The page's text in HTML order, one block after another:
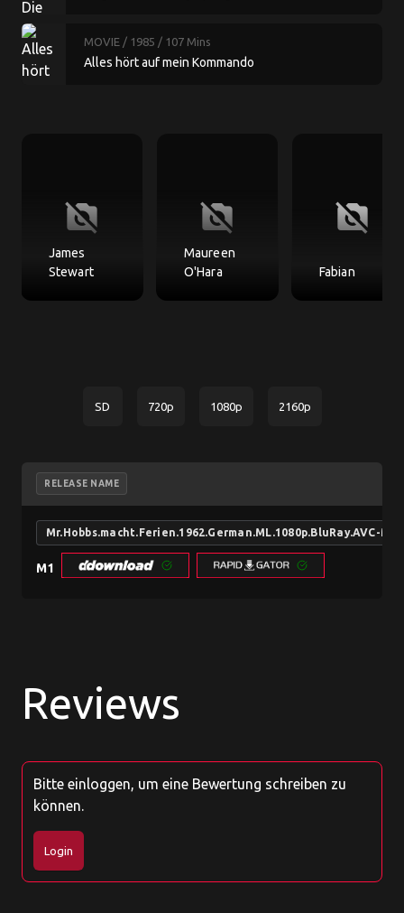
MOVIE / 1985 / 107 Mins
Alles hört auf mein Kommando
no_photography
James
Stewart
no_photography
Maureen
O'Hara
no_photography
Fabian
SD 720p 1080p 2160p
RELEASE NAME
Mr.Hobbs.macht.Ferien.1962.German.ML.1080p.BluRay.AVC-
M1
Reviews
Bitte einloggen, um eine Bewertung schreiben zu
können.
Login